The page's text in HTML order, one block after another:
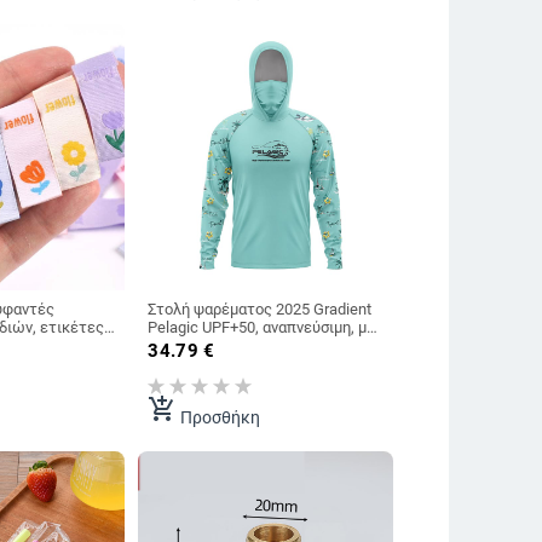
ετικέτες
ετικέτες
Στολή ψαρέματος 2025 Gradient
Pelagic UPF+50, αναπνεύσιμη, με
κουκούλα και μακριά μανίκια, για
34.79 €
add_shopping_cart Προσθήκη